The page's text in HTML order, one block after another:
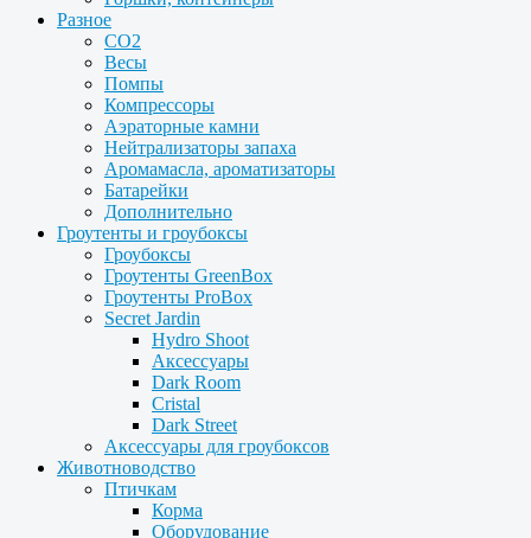
Разное
CO2
Весы
Помпы
Компрессоры
Аэраторные камни
Нейтрализаторы запаха
Аромамасла, ароматизаторы
Батарейки
Дополнительно
Гроутенты и гроубоксы
Гроубоксы
Гроутенты GreenBox
Гроутенты ProBox
Secret Jardin
Hydro Shoot
Аксессуары
Dark Room
Cristal
Dark Street
Аксессуары для гроубоксов
Животноводство
Птичкам
Корма
Оборудование